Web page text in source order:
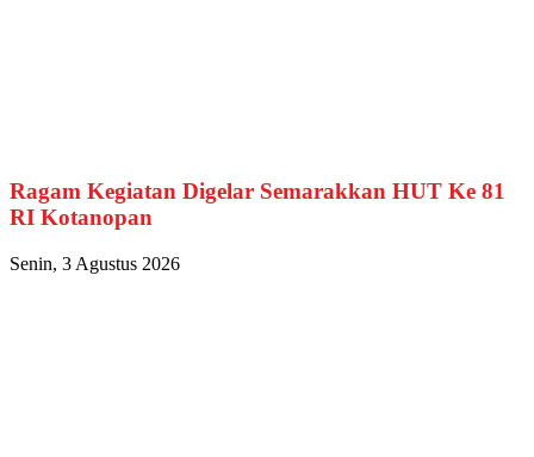
Ragam Kegiatan Digelar Semarakkan HUT Ke 81
RI Kotanopan
Senin, 3 Agustus 2026